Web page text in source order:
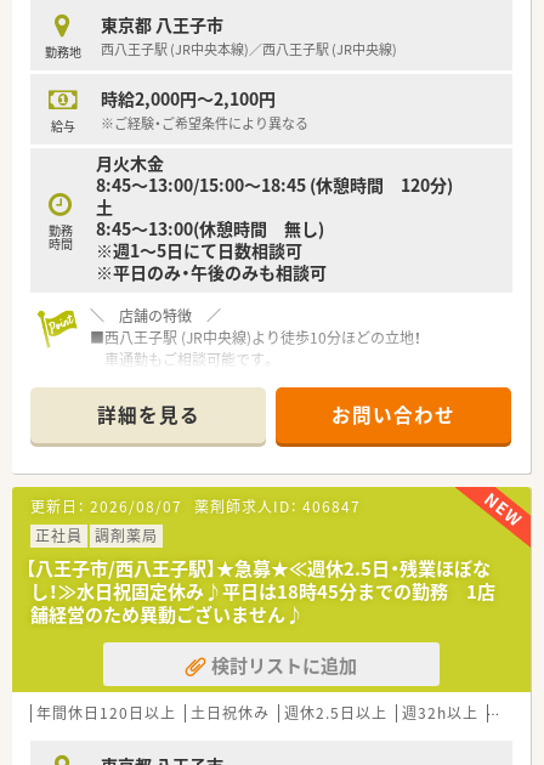
時短勤務ができるよう変更予定です。
■年間休日が120日とワークライフバランスが整っています
■日用品から常備薬まで、従業員割引制度など嬉しいメリットも
勤務地
東京都 八王子市
西八王子駅 (JR中央本線)／西八王子駅 (JR中央線)
給与
時給2,000円～2,100円
※ご経験・ご希望条件により異なる
勤務
時間
月火木金
8:45～13:00/15:00～18:45 (休憩時間 120分)
土
8:45～13:00(休憩時間 無し)
※週1～5日にて日数相談可
※平日のみ・午後のみも相談可
＼ 店舗の特徴 ／
■西八王子駅 (JR中央線)より徒歩10分ほどの立地！
車通勤もご相談可能です。
週1日～5日まで、ご希望に合わせて柔軟に相談可能です♪
■門前のクリニックが内科、呼吸器科、アレルギー科ですが、
他の病院・クリニックからも処方箋がきます♪
■1日平均50枚～60枚で常時3人の薬剤師がいるため、
業務負担少なく働くことができます。
＼ 企業の特徴 ／
■八王子市に1店舗経営している地域密着型の会社です。
■社長自身が企業から薬局へ転職した経験があることから、
未経験の方でも一から学んで、一緒に働きましょうという会社
です。
■クリニックの休みにより、有給休暇とは別で
夏に1週間の休暇や年末年始休暇を取得することもでき、
プライベートも充実させることができる会社です。
詳細を見る お問い合わせ
更新日： 2026/08/07 薬剤師求人ID： 406847
正社員
調剤薬局
【八王子市/西八王子駅】★急募★≪週休2.5日・残業ほぼな
し！≫水日祝固定休み♪平日は18時45分までの勤務 1店
舗経営のため異動ございません♪
検討リストに追加
年間休日120日以上 土日祝休み 週休2.5日以上 週32h以上 ブラ